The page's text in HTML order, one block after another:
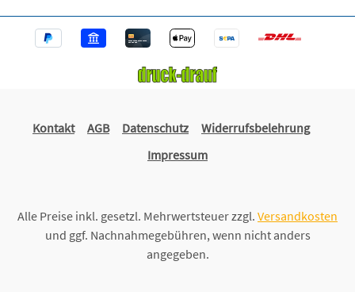
Kontakt AGB Datenschutz
Widerrufsbelehrung
Impressum
Alle Preise inkl. gesetzl. Mehrwertsteuer zzgl. Versandkosten
und ggf. Nachnahmegebühren, wenn nicht anders
angegeben.